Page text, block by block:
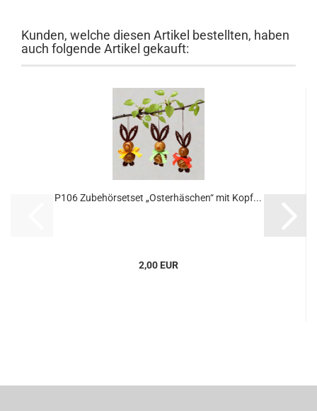
Kunden, welche diesen Artikel bestellten, haben
auch folgende Artikel gekauft:
P106 Zubehörsetset „Osterhäschen“ mit Kopf...
2,00 EUR